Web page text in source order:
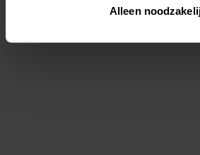
Via "Cookie instellingen" kun je ook
Alleen